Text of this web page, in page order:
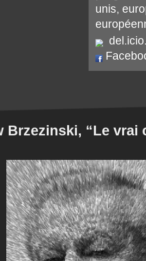
unis,
Brzezinski, “Le vrai